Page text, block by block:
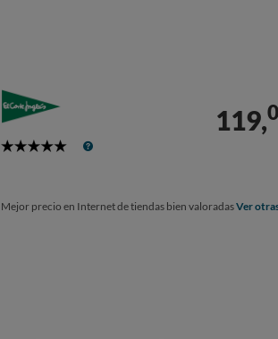
5
119,
Mejor precio en Internet de tiendas bien valoradasVer